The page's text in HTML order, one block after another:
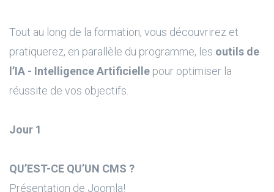
Tout au long de la formation, vous découvrirez et
pratiquerez, en parallèle du programme, les outils de
l’IA - Intelligence Artificielle pour optimiser la
réussite de vos objectifs.
Jour 1
QU’EST-CE QU’UN CMS ?
Présentation de Joomla!